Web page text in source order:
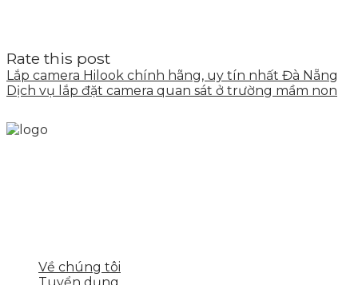
Rate this post
Lắp camera Hilook chính hãng, uy tín nhất Đà Nẵng
Dịch vụ lắp đặt camera quan sát ở trường mầm non
Về chúng tôi